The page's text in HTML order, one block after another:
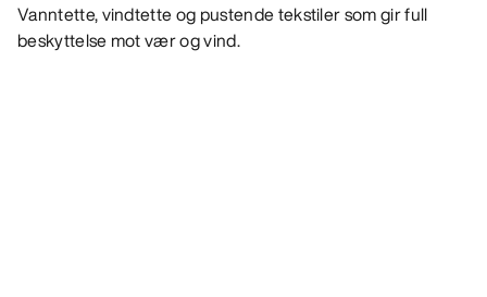
Vanntette, vindtette og pustende tekstiler som gir full
beskyttelse mot vær og vind.